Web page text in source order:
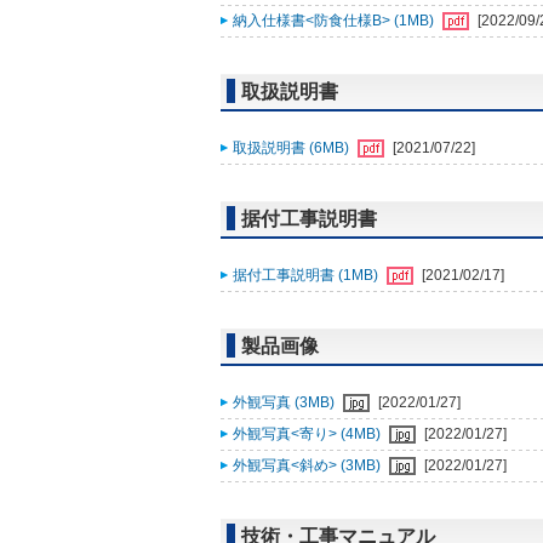
納入仕様書<防食仕様B> (1MB) [2022/09/
取扱説明書
取扱説明書 (6MB) [2021/07/22]
据付工事説明書
据付工事説明書 (1MB) [2021/02/17]
製品画像
外観写真 (3MB)
[2022/01/27]
外観写真<寄り> (4MB)
[2022/01/27]
外観写真<斜め> (3MB)
[2022/01/27]
技術・工事マニュアル